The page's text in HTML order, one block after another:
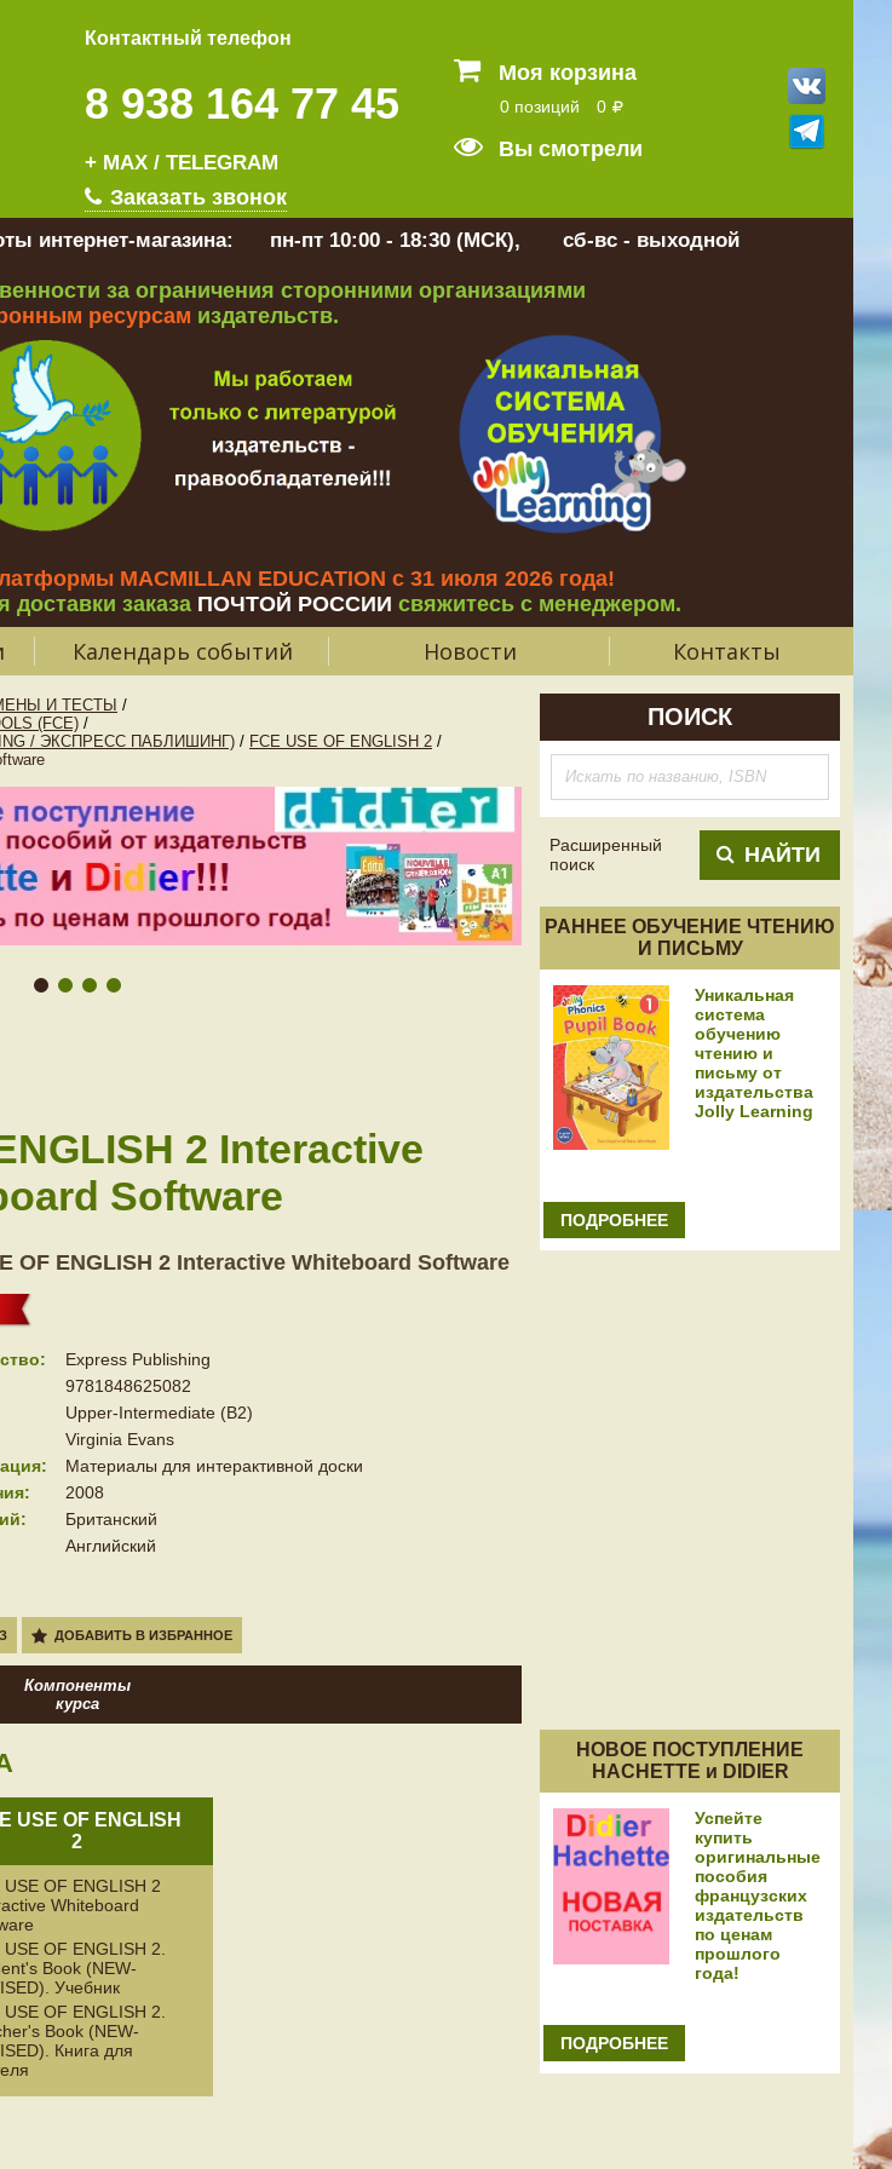
Контактный телефон
8 938 164 77 45
+ MAX / TELEGRAM
Заказать звонок
Моя корзина
0 позиций 0
Вы смотрели
магазина: пн-пт 10:00 - 18:30 (МСК), сб-вс - выходной
за ограничения сторонними организациями
ресурсам издательств.
MACMILLAN EDUCATION с 31 июля 2026 года!
доставки заказа ПОЧТОЙ РОССИИ свяжитесь с менеджером.
Календарь событий Новости Контакты
И ТЕСТЫ /
(FCE) /
/ ЭКСПРЕСС ПАБЛИШИНГ) / FCE USE OF ENGLISH 2 /
2 Interactive
Software
OF ENGLISH 2 Interactive Whiteboard Software
Express Publishing
9781848625082
Upper-Intermediate (B2)
Virginia Evans
Материалы для интерактивной доски
2008
Британский
Английский
ДОБАВИТЬ В ИЗБРАННОЕ
Компоненты
курса
USE OF ENGLISH
2
USE OF ENGLISH 2
Whiteboard
USE OF ENGLISH 2.
Book (NEW-
Учебник
USE OF ENGLISH 2.
Book (NEW-
Книга для
ПОИСК
Расширенный
поиск
НАЙТИ
РАННЕЕ ОБУЧЕНИЕ ЧТЕНИЮ
И ПИСЬМУ
Уникальная
система
обучению
чтению и
письму от
издательства
Jolly Learning
ПОДРОБНЕЕ
НОВОЕ ПОСТУПЛЕНИЕ
HACHETTE и DIDIER
Успейте
купить
оригинальные
пособия
французских
издательств
по ценам
прошлого
года!
ПОДРОБНЕЕ